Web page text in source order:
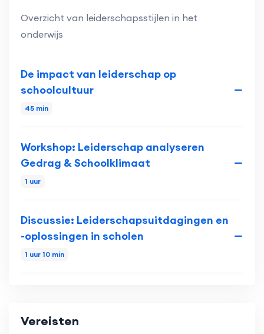
Overzicht van leiderschapsstijlen in het
onderwijs
De impact van leiderschap op
schoolcultuur
45 min
Workshop: Leiderschap analyseren
Gedrag & Schoolklimaat
1 uur
Discussie: Leiderschapsuitdagingen en
-oplossingen in scholen
1 uur 10 min
Vereisten